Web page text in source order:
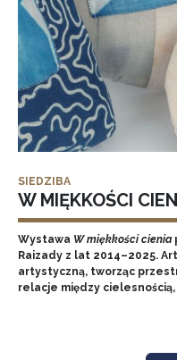
SIEDZIBA
W MIĘKKOŚCI
Wystawa W miękkości cienia
Raizady z lat 2014–2025.
artystyczną, tworząc
relacje między